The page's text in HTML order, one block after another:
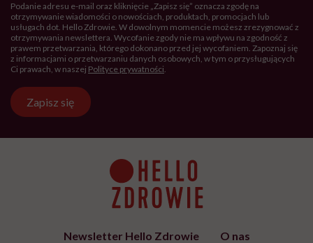
Podanie adresu e-mail oraz kliknięcie „Zapisz się” oznacza zgodę na
otrzymywanie wiadomości o nowościach, produktach, promocjach lub
usługach dot. Hello Zdrowie. W dowolnym momencie możesz zrezygnować z
otrzymywania newslettera. Wycofanie zgody nie ma wpływu na zgodność z
prawem przetwarzania, którego dokonano przed jej wycofaniem. Zapoznaj się
z informacjami o przetwarzaniu danych osobowych, w tym o przysługujących
Ci prawach, w naszej Polityce prywatności.
Zapisz się
Newsletter Hello Zdrowie
O nas